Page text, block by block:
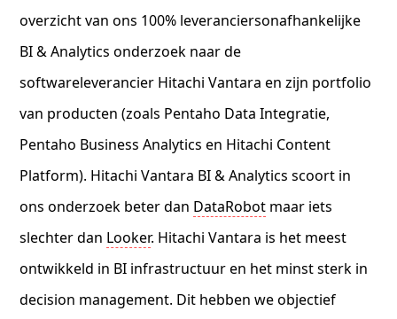
overzicht van ons 100% leveranciersonafhankelijke
BI & Analytics onderzoek naar de
softwareleverancier Hitachi Vantara en zijn portfolio
van producten (zoals Pentaho Data Integratie,
Pentaho Business Analytics en Hitachi Content
Platform). Hitachi Vantara BI & Analytics scoort in
ons onderzoek beter dan DataRobot maar iets
slechter dan Looker. Hitachi Vantara is het meest
ontwikkeld in BI infrastructuur en het minst sterk in
decision management. Dit hebben we objectief